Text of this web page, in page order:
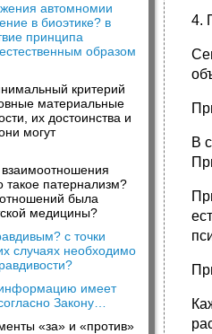
автомномии
в биоэтике? в
принципа
образом
критерий
материальные
их достоинства и
могут
такое патернализм?
была
медицины?
с точки
случаях необходимо
имеет
Закону…
«за» и «против»
4.
В